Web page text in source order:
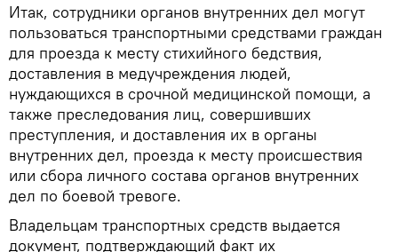
Итак, сотрудники органов внутренних дел могут
пользоваться транспортными средствами граждан
для проезда к месту стихийного бедствия,
доставления в медучреждения людей,
нуждающихся в срочной медицинской помощи, а
также преследования лиц, совершивших
преступления, и доставления их в органы
внутренних дел, проезда к месту происшествия
или сбора личного состава органов внутренних
дел по боевой тревоге.
Владельцам транспортных средств выдается
документ, подтверждающий факт их